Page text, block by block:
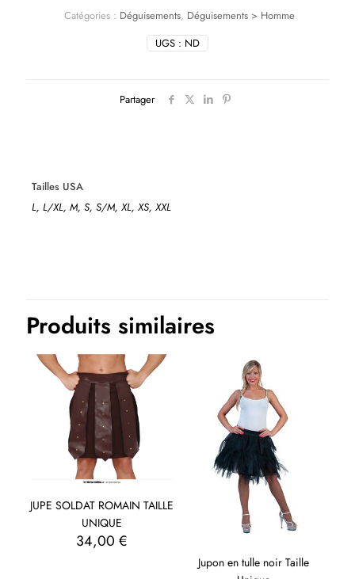
UGS : ND
Catégories : Déguisements, Déguisements > Homme
Partager
Tailles USA
L, L/XL, M, S, S/M, XL, XS, XXL
Produits similaires
JUPE SOLDAT ROMAIN TAILLE
UNIQUE
34,00€
Jupon en tulle noir Taille